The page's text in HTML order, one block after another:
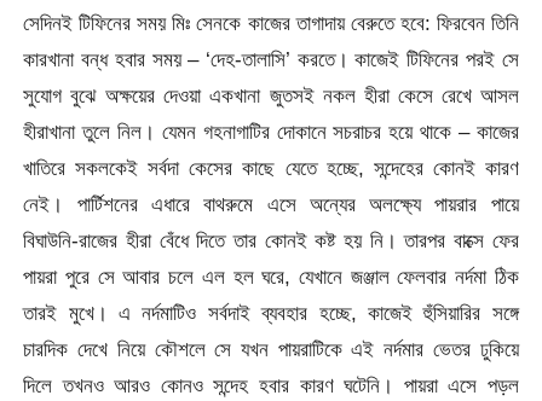
সেদিনই টিফিনের সময় মিঃ সেনকে কাজের তাগাদায় বেরুতে হবে: ফিরবেন তিনি
কারখানা বন্ধ হবার সময় – ‘দেহ-তালাসি’ করতে। কাজেই টিফিনের পরই সে
সুযোগ বুঝে অক্ষয়ের দেওয়া একখানা জুতসই নকল হীরা কেসে রেখে আসল
হীরাখানা তুলে নিল। যেমন গহনাগাটির দোকানে সচরাচর হয়ে থাকে – কাজের
খাতিরে সকলকেই সর্বদা কেসের কাছে যেতে হচ্ছে, সন্দেহের কোনই কারণ
নেই। পার্টিশনের এধারে বাথরুমে এসে অন্যের অলক্ষ্যে পায়রার পায়ে
বিঘাউনি-রাজের হীরা বেঁধে দিতে তার কোনই কষ্ট হয় নি। তারপর বাক্সে ফের
পায়রা পুরে সে আবার চলে এল হল ঘরে, যেখানে জঞ্জাল ফেলবার নর্দমা ঠিক
তারই মুখে। এ নর্দমাটিও সর্বদাই ব্যবহার হচ্ছে, কাজেই হুঁসিয়ারির সঙ্গে
চারদিক দেখে নিয়ে কৌশলে সে যখন পায়রাটিকে এই নর্দমার ভেতর ঢুকিয়ে
দিলে তখনও আরও কোনও সন্দেহ হবার কারণ ঘটেনি। পায়রা এসে পড়ল